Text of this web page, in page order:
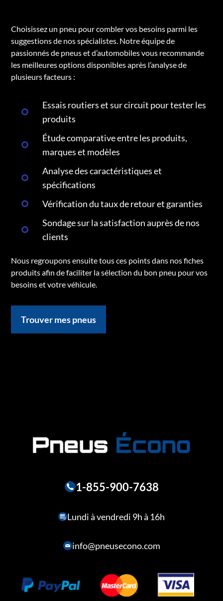
Choisissez un pneu pour combler vos besoins parmi les
suggestions de nos spécialistes. Notre équipe de
passionnés de pneus et d’automobiles vous recommande
les meilleures options disponibles après l’analyse de
plusieurs facteurs :
Essais routiers et sur circuit pour tester les
produits
Étude comparative entre les produits,
marques et modèles
Analyse des caractéristiques et
spécifications
Vérification du taux de retour et garanties
Sondage sur la satisfaction auprès de nos
clients
Nous regroupons ensuite tous ces points dans nos fiches
produits afin de faciliter la sélection du bon pneu pour vos
besoins et votre véhicule.
Trouver mes pneus
1-855-900-7638
Lundi à vendredi 9h à 16h
info@pneusecono.com